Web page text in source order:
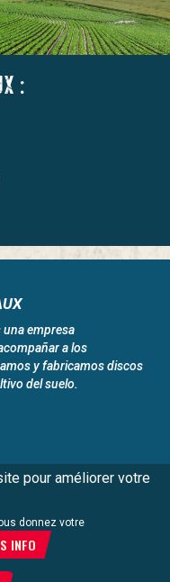
:
una empresa
a los
y fabricamos discos
del suelo.
de empleo
legal
pour améliorer votre
donnez votre
INFO